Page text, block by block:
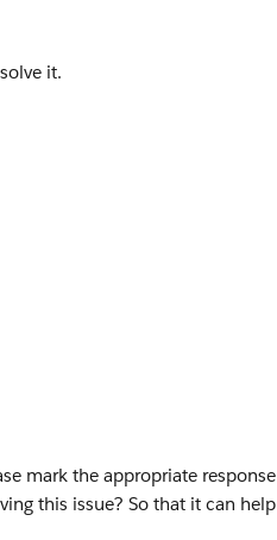
it.
mark the appropriate response
this issue? So that it can help